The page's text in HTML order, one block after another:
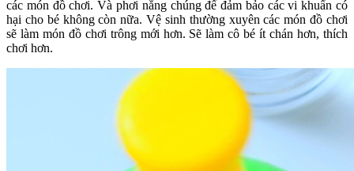
các món đồ chơi. Và phơi nắng chúng để đảm bảo các vi khuẩn có
hại cho bé không còn nữa. Vệ sinh thường xuyên các món đồ chơi
sẽ làm món đồ chơi trông mới hơn. Sẽ làm cô bé ít chán hơn, thích
chơi hơn.